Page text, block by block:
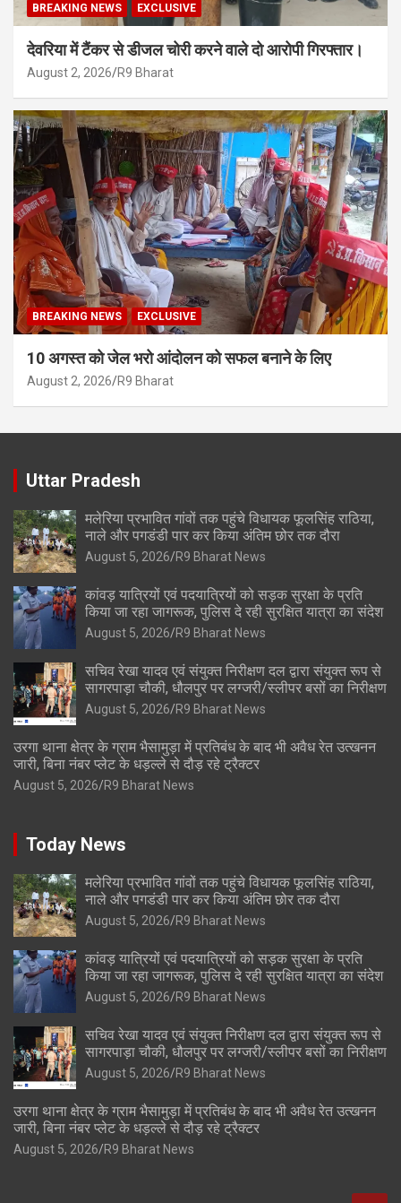
BREAKING NEWS EXCLUSIVE
देवरिया में टैंकर से डीजल चोरी करने वाले दो आरोपी गिरफ्तार।
August 2, 2026 R9 Bharat
BREAKING NEWS EXCLUSIVE
10 अगस्त को जेल भरो आंदोलन को सफल बनाने के लिए
August 2, 2026 R9 Bharat
Uttar Pradesh
मलेरिया प्रभावित गांवों तक पहुंचे विधायक फूलसिंह राठिया,
नाले और पगडंडी पार कर किया अंतिम छोर तक दौरा
August 5, 2026 R9 Bharat News
कांवड़ यात्रियों एवं पदयात्रियों को सड़क सुरक्षा के प्रति
किया जा रहा जागरूक, पुलिस दे रही सुरक्षित यात्रा का संदेश
August 5, 2026 R9 Bharat News
सचिव रेखा यादव एवं संयुक्त निरीक्षण दल द्वारा संयुक्त रूप से
सागरपाड़ा चौकी, धौलपुर पर लग्जरी/स्लीपर बसों का निरीक्षण
August 5, 2026 R9 Bharat News
उरगा थाना क्षेत्र के ग्राम भैसामुड़ा में प्रतिबंध के बाद भी अवैध रेत उत्खनन
जारी, बिना नंबर प्लेट के धड़ल्ले से दौड़ रहे ट्रैक्टर
August 5, 2026 R9 Bharat News
Today News
मलेरिया प्रभावित गांवों तक पहुंचे विधायक फूलसिंह राठिया,
नाले और पगडंडी पार कर किया अंतिम छोर तक दौरा
August 5, 2026 R9 Bharat News
कांवड़ यात्रियों एवं पदयात्रियों को सड़क सुरक्षा के प्रति
किया जा रहा जागरूक, पुलिस दे रही सुरक्षित यात्रा का संदेश
August 5, 2026 R9 Bharat News
सचिव रेखा यादव एवं संयुक्त निरीक्षण दल द्वारा संयुक्त रूप से
सागरपाड़ा चौकी, धौलपुर पर लग्जरी/स्लीपर बसों का निरीक्षण
August 5, 2026 R9 Bharat News
उरगा थाना क्षेत्र के ग्राम भैसामुड़ा में प्रतिबंध के बाद भी अवैध रेत उत्खनन
जारी, बिना नंबर प्लेट के धड़ल्ले से दौड़ रहे ट्रैक्टर
August 5, 2026 R9 Bharat News